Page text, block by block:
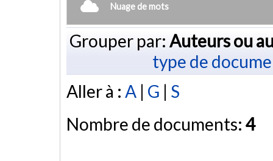
Nuage de mots
Grouper par: Auteurs ou
type de
Aller à : A | G | S
Nombre de documents: 4